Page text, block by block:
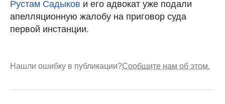
Рустам Садыков и его адвокат уже подали
апелляционную жалобу на приговор суда
первой инстанции.
Нашли ошибку в публикации?Сообщите нам об этом.